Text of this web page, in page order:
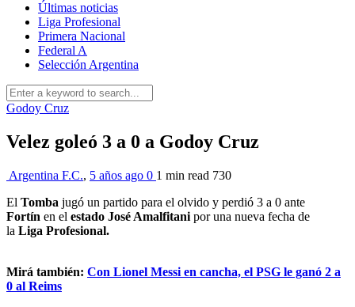
Últimas noticias
Liga Profesional
Primera Nacional
Federal A
Selección Argentina
Godoy Cruz
Velez goleó 3 a 0 a Godoy Cruz
Argentina F.C., 5 años ago 0 1 min read 730
El Tomba jugó un partido para el olvido y perdió 3 a 0 ante
Fortín en el estado José Amalfitani por una nueva fecha de
la Liga Profesional.
Mirá también: Con Lionel Messi en cancha, el PSG le ganó 2 a
0 al Reims